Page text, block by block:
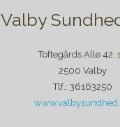
Valby
Toftegårds Alle 42,
2500 Valby
Tlf.: 36163250